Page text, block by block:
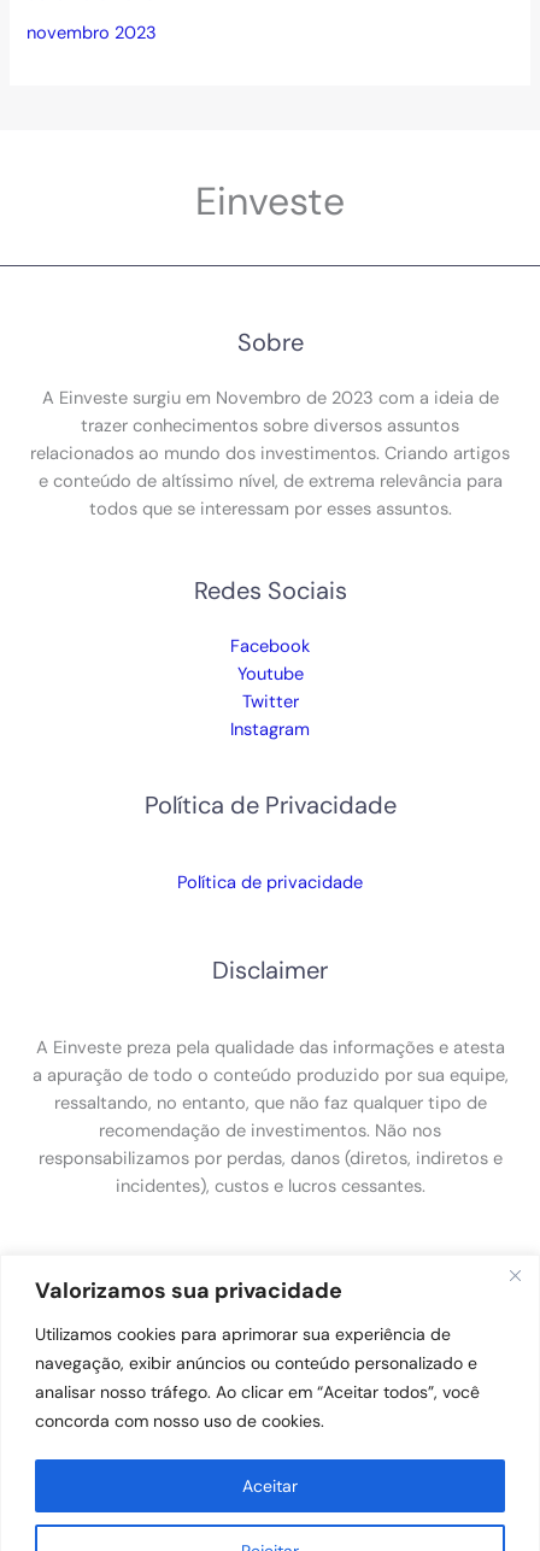
Valorizamos sua privacidade
Utilizamos cookies para aprimorar sua experiência de
navegação, exibir anúncios ou conteúdo personalizado e
analisar nosso tráfego. Ao clicar em “Aceitar todos”, você
concorda com nosso uso de cookies.
Aceitar
novembro 2023
Einveste
Sobre
A Einveste surgiu em Novembro de 2023 com a ideia de
trazer conhecimentos sobre diversos assuntos
relacionados ao mundo dos investimentos. Criando artigos
e conteúdo de altíssimo nível, de extrema relevância para
todos que se interessam por esses assuntos.
Redes Sociais
Facebook
Youtube
Twitter
Instagram
Política de Privacidade
Política de privacidade
Disclaimer
A Einveste preza pela qualidade das informações e atesta
a apuração de todo o conteúdo produzido por sua equipe,
ressaltando, no entanto, que não faz qualquer tipo de
recomendação de investimentos. Não nos
responsabilizamos por perdas, danos (diretos, indiretos e
incidentes), custos e lucros cessantes.
Política de Privacidade
Copyright © 2026 Einveste. Todos os direitos reservados.